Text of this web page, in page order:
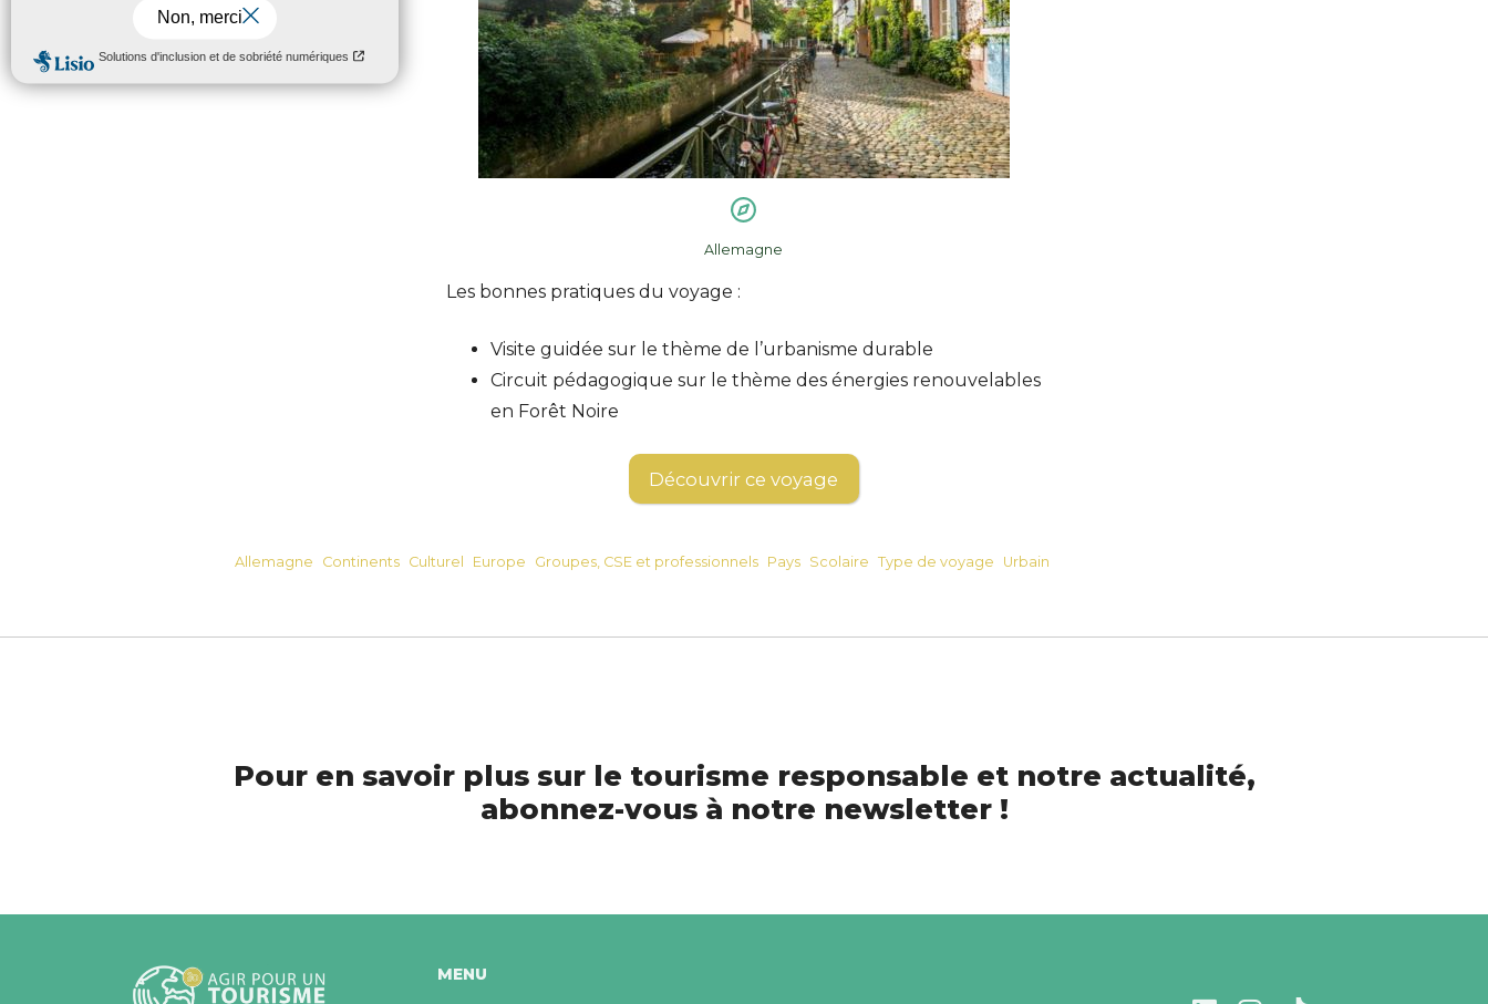
Allemagne
Les bonnes pratiques du voyage :
Visite guidée sur le thème de l’urbanisme durable
Circuit pédagogique sur le thème des énergies renouvelables
en Forêt Noire
Découvrir ce voyage
Allemagne Continents Culturel Europe Groupes, CSE et professionnels Pays Scolaire Type de voyage Urbain
Pour en savoir plus sur le tourisme responsable et notre actualité,
abonnez-vous à notre newsletter !
MENU